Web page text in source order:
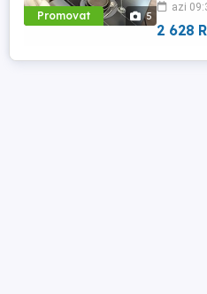
Promovat 5
birouri
azi
2 628